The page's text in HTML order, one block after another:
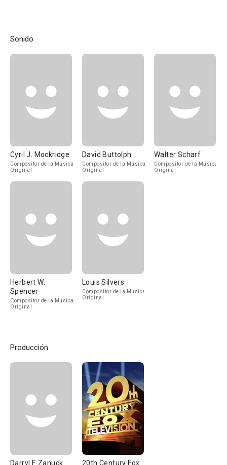
Sonido
Cyril J. Mockridge
Compositor de la Música
Original
David Buttolph
Compositor de la Música
Original
Walter Scharf
Compositor de la Música
Original
Herbert W.
Spencer
Compositor de la Música
Original
Louis Silvers
Compositor de la Música
Original
Producción
Darryl F. Zanuck 20th Century Fox